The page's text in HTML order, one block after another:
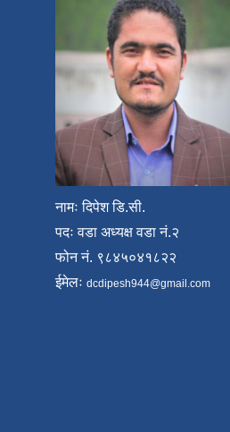
नामः दिपेश डि.सी.
पदः वडा अध्यक्ष वडा नं.२
फोन नं. ९८४५०४१८२२
ईमेलः dcdipesh944@gmail.com